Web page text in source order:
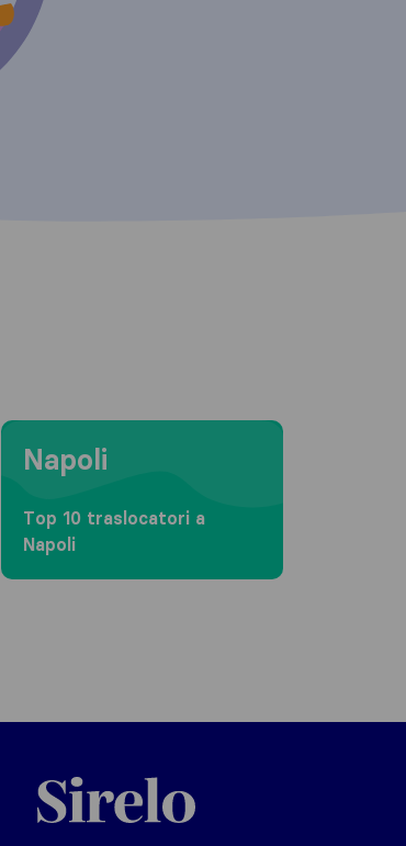
Moving to Napoli
Napoli
Top 10 traslocatori a
Napoli
Sirelo.it